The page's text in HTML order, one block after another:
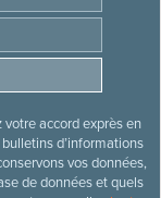
accord exprès en
d’informations
vos données,
de données et quels